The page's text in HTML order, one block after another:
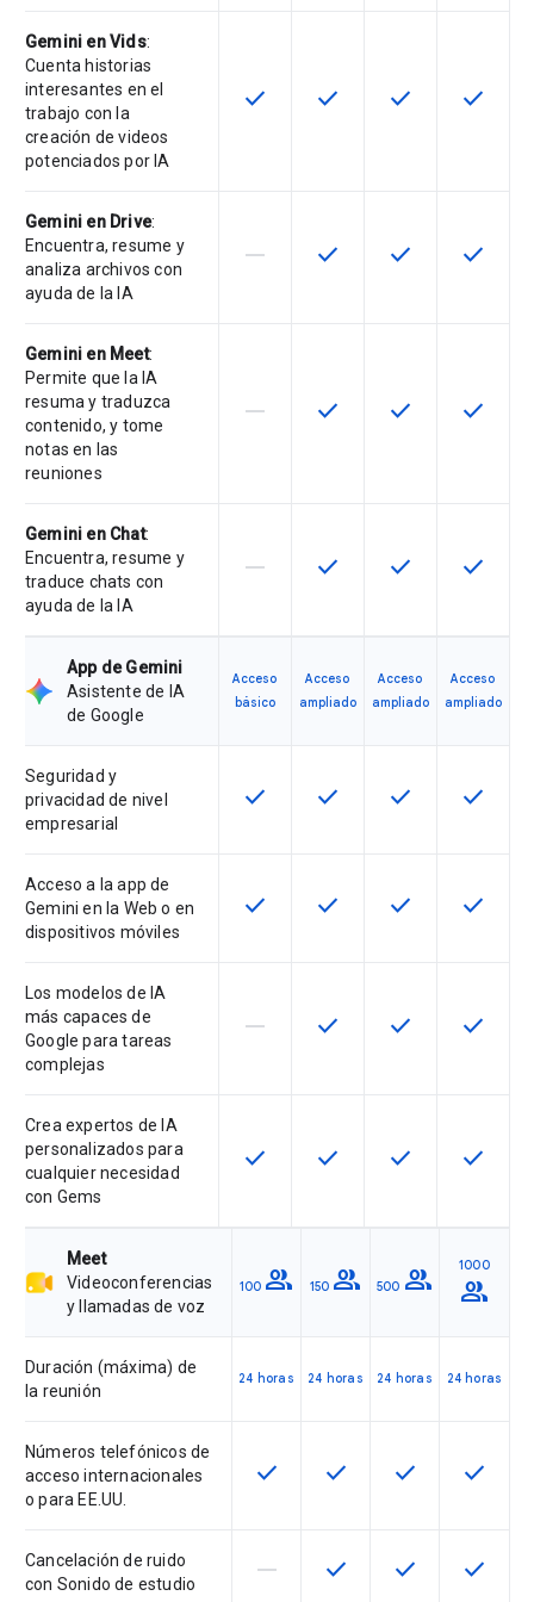
Gemini en Vids:
Cuenta historias
interesantes en el
trabajo con la
creación de videos
potenciados por IA
Esta función está disponible en
check Esta función está
check Esta función
check Esta
check
Gemini en Drive:
Encuentra, resume y
analiza archivos con
ayuda de la IA
Esta función no está disponible en
horizontal_rule Esta función está
check Esta función
check Esta
check
Gemini en Meet:
Permite que la IA
resuma y traduzca
contenido, y tome
notas en las
reuniones
Esta función no está disponible en
horizontal_rule Esta función está
check Esta función
check Esta
check
Gemini en Chat:
Encuentra, resume y
traduce chats con
ayuda de la IA
Esta función no está disponible en
horizontal_rule Esta función está
check Esta función
check Esta
check
App de Gemini
Asistente de IA
de Google
Acceso
básico
Acceso
ampliado
Acceso
ampliado
Acceso
ampliado
Seguridad y
privacidad de nivel
empresarial
Esta función está disponible en
check Esta función está
check Esta función
check Esta
check
Acceso a la app de
Gemini en la Web o en
dispositivos móviles
Esta función está disponible en
check Esta función está
check Esta función
check Esta
check
Los modelos de IA
más capaces de
Google para tareas
complejas
Esta función no está disponible en
horizontal_rule Esta función está
check Esta función
check Esta
check
Crea expertos de IA
personalizados para
cualquier necesidad
con Gems
Esta función está disponible en
check Esta función está
check Esta función
check Esta
check
Meet
Videoconferencias
y llamadas de voz
100 group 150 group 500 group 1000
group
Duración (máxima) de
la reunión
24 horas 24 horas 24 horas 24 horas
Números telefónicos de
acceso internacionales
o para EE.UU.
Esta función está disponible en
check Esta función está
check Esta función
check Esta
check
Cancelación de ruido
con Sonido de estudio
Esta función no está disponible
horizontal_rule Esta función está
check Esta función
check Esta
check